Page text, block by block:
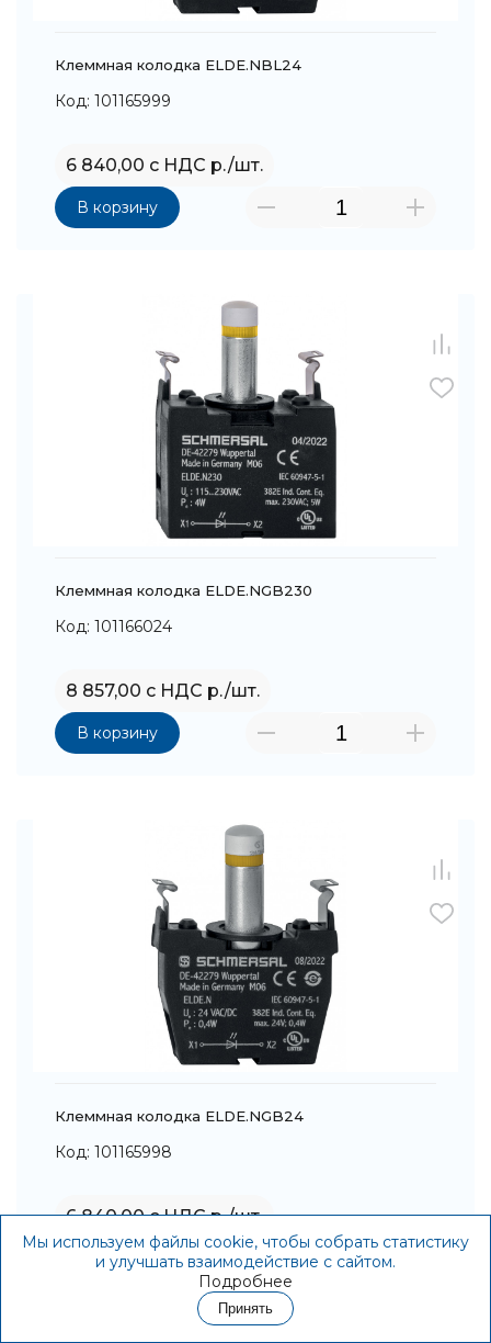
Корзина
Клеммная колодка ELDE.NBL24
Код: 101165999
6 840,00 с НДС р./шт.
В корзину
Клеммная колодка ELDE.NGB230
Код: 101166024
8 857,00 с НДС р./шт.
В корзину
Клеммная колодка ELDE.NGB24
Код: 101165998
6 840,00 с НДС р./шт.
В корзину
Мы используем файлы cookie, чтобы собрать статистику
и улучшать взаимодействие с сайтом.
Подробнее
Принять